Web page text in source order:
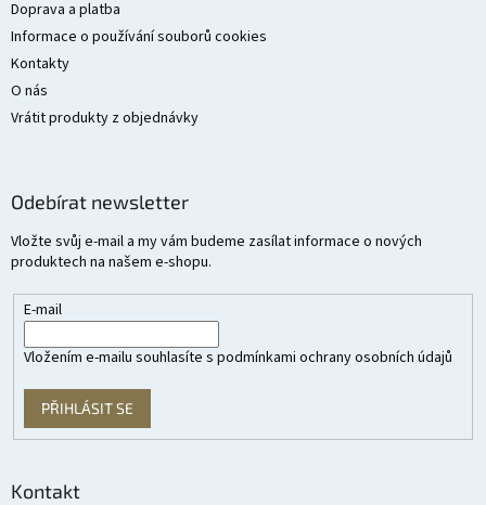
Doprava a platba
Informace o používání souborů cookies
Kontakty
O nás
Vrátit produkty z objednávky
Odebírat newsletter
Vložte svůj e-mail a my vám budeme zasílat informace o nových
produktech na našem e-shopu.
E-mail
Vložením e-mailu souhlasíte s podmínkami ochrany osobních údajů
PŘIHLÁSIT SE
Kontakt